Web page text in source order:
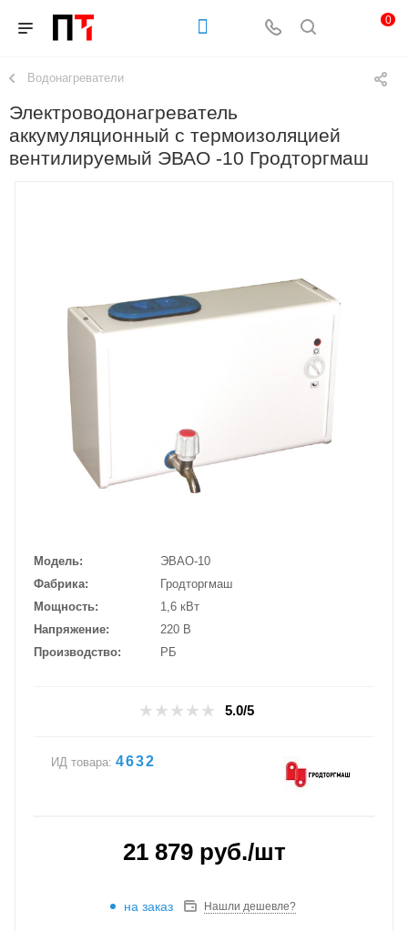
0
Водонагреватели
Электроводонагреватель
аккумуляционный с термоизоляцией
вентилируемый ЭВАО -10 Гродторгмаш
Модель
ЭВАО-10
Фабрика
Гродторгмаш
Мощность
1,6 кВт
Напряжение
220 В
Производство
РБ
5.0/5
ИД товара: 4632
21 879руб./шт
на заказ Нашли дешевле?